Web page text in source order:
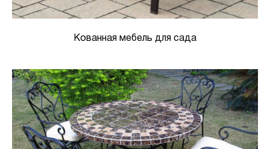
Кованная мебель для сада